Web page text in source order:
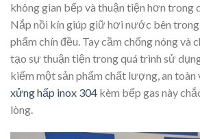
không gian bếp và thuận tiện hơn trong
Nắp nồi kín giúp giữ hơi nước bên
phẩm chín đều. Tay cầm chống nóng và
tạo sự thuận tiện trong quá trình sử
kiếm một sản phẩm chất lượng, an toàn
xửng hấp inox 304 kèm bếp gas này
lòng.